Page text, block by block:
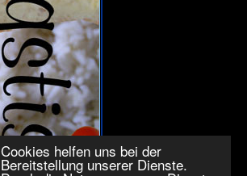
Cookies helfen uns bei der
Bereitstellung unserer Dienste.